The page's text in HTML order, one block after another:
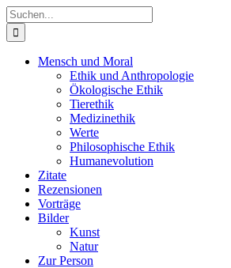
Zum
Inhalt
springen
Suche
nach:
Mensch und Moral
Ethik und Anthropologie
Ökologische Ethik
Tierethik
Medizinethik
Werte
Philosophische Ethik
Humanevolution
Zitate
Rezensionen
Vorträge
Bilder
Kunst
Natur
Zur Person